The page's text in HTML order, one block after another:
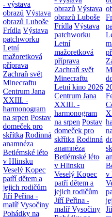
- výstava
obrazů Výstava
obrazů Luboše
Frídla Výstava
patchworku
Letní
mažoretková
příprava
Zachraň svět
Minecraftu
Centrum Jana
XXIII. -
harmonogram
na srpen Postav
domeček pro
skřítka Rodinná
anamnéza
Betlémské léto
v Hlinsku
Veselý Kopec
patří dětem a
jejich rodičům
Jiří Peřina -
malíř Vysočiny
Pohádky na
obrazů Výstava
obrazů Luboše
Frídla Výstava
patchworku
Letní
mažoretková
příprava
Zachraň svět
Minecraftu
Letní kino 2026
Centrum Jana
XXIII. -
harmonogram
na srpen Postav
domeček pro
skřítka Rodinná
anamnéza
Betlémské léto
v Hlinsku
Veselý Kopec
patří dětem a
jejich rodičům
Jiří Peřina -
malíř Vysočiny
v